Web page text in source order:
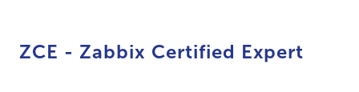
ZCE - Zabbix Certified Expert